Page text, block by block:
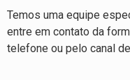
Temos uma equipe
entre em contato da
telefone ou pelo canal